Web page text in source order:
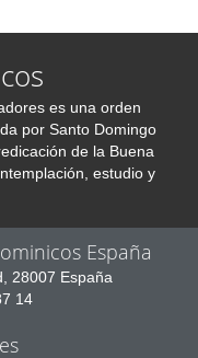
es una orden
por Santo Domingo
de la Buena
estudio y
España
28007 España
14